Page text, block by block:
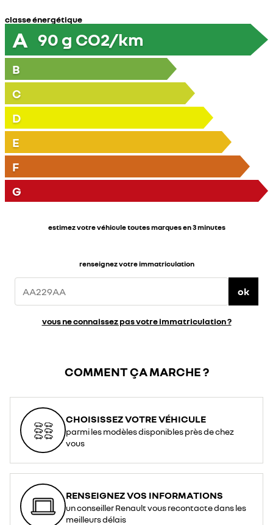
classe énergétique
A 90 g CO2/km
B
C
D
E
F
G
estimez votre véhicule toutes marques en 3 minutes
renseignez votre immatriculation
ok
vous ne connaissez pas votre immatriculation ?
COMMENT ÇA MARCHE ?
CHOISISSEZ VOTRE VÉHICULE
parmi les modèles disponibles près de chez
vous
RENSEIGNEZ VOS INFORMATIONS
un conseiller Renault vous recontacte dans les
meilleurs délais